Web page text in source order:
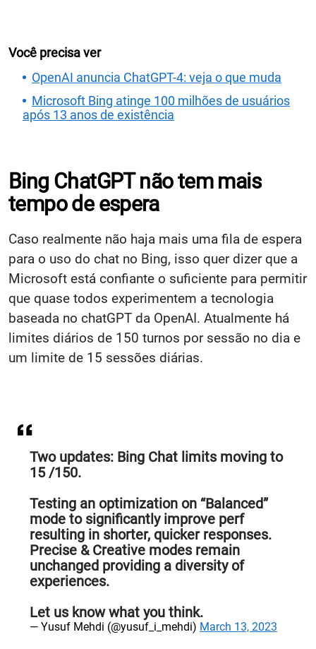
Você precisa ver
OpenAI anuncia ChatGPT-4: veja o que muda
Microsoft Bing atinge 100 milhões de usuários
após 13 anos de existência
Bing ChatGPT não tem mais
tempo de espera
Caso realmente não haja mais uma fila de espera
para o uso do chat no Bing, isso quer dizer que a
Microsoft está confiante o suficiente para permitir
que quase todos experimentem a tecnologia
baseada no chatGPT da OpenAI. Atualmente há
limites diários de 150 turnos por sessão no dia e
um limite de 15 sessões diárias.
Two updates: Bing Chat limits moving to
15 /150.
Testing an optimization on “Balanced”
mode to significantly improve perf
resulting in shorter, quicker responses.
Precise & Creative modes remain
unchanged providing a diversity of
experiences.
Let us know what you think.
— Yusuf Mehdi (@yusuf_i_mehdi) March 13, 2023